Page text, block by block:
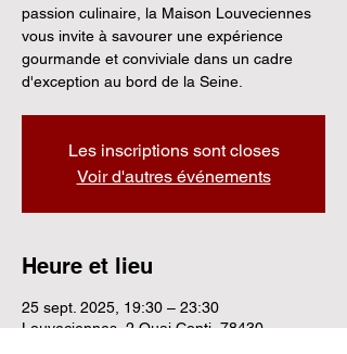
passion culinaire, la Maison Louveciennes
vous invite à savourer une expérience
gourmande et conviviale dans un cadre
d'exception au bord de la Seine.
Les inscriptions sont closes
Voir d'autres événements
Heure et lieu
25 sept. 2025, 19:30 – 23:30
Louveciennes, 2 Quai Conti, 78430